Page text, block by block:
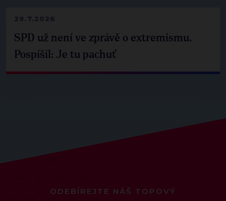
29.7.2026
SPD už není ve zprávě o extremismu.
Pospíšil: Je tu pachuť
ODEBÍREJTE NÁŠ TOPOVÝ